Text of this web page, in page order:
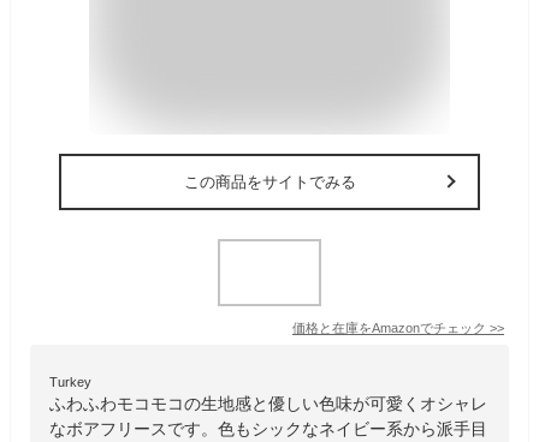
この商品をサイトでみる
価格と在庫をAmazonでチェック >>
Turkey
ふわふわモコモコの生地感と優しい色味が可愛くオシャレ
なボアフリースです。色もシックなネイビー系から派手目